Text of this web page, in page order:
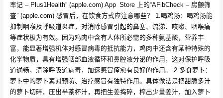
率记 – Plus1Health” (apple.com) App Store 上的“AFibCheck – 房颤筛
查” (apple.com) 感冒后，在饮食方式应注意哪些？ 1.喝鸡汤：喝鸡汤能
抑制咽喉及呼吸道炎症，对消除感冒引起的鼻塞、流涕、咳嗽、咽喉痛
等症状极为有效。因为鸡肉中含有人体所必需的多种氨基酸，营养丰
富，能显著增强机体对感冒病毒的抵抗能力，鸡肉中还含有某种特殊的
化学物质，具有增强咽部血液循环和鼻腔液分泌的作用，这对保护呼吸
道通畅，清除呼吸道病毒，加速感冒痊愈有良好的作用。 2.多食萝卜：
萝卜中的萝卜素对预防、治疗感冒有独特作用。具体做法是把甜脆多汁
的萝卜切碎，压出半茶杯汁，再把生姜捣碎，榨出少量姜汁，加入萝卜